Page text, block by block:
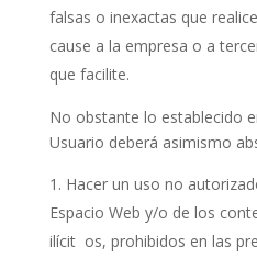
falsas o inexactas que
cause a la empresa o a
que facilite.
No obstante lo establecido
Usuario deberá asimismo
Hacer un uso no
Espacio Web y/o de los
ilícit os, prohibidos en las